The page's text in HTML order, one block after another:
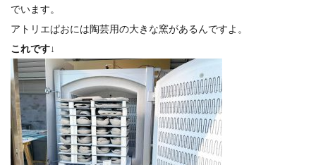
でいます。
アトリエぱおには陶芸用の大きな窯があるんですよ。
これです↓